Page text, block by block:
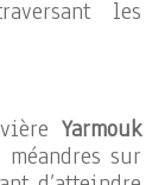
les
Yarmouk
sur